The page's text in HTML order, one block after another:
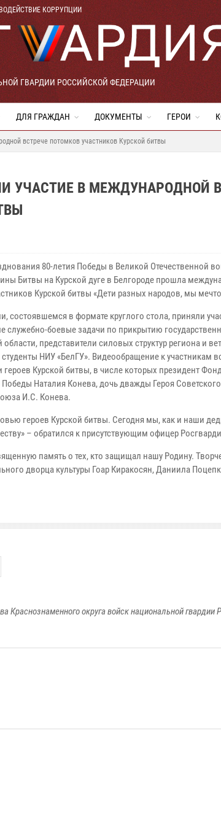
КОРРУПЦИИ
ГВАРДИИ РОССИЙСКОЙ ФЕДЕРАЦИИ
ДЛЯ ГРАЖДАН ДОКУМЕНТЫ ГЕРОИ
встрече потомков участников Курской битвы
УЧАСТИЕ В МЕЖДУНАРОДНОЙ
80-летия Победы в Великой Отечественной
Битвы на Курской дуге в Белгороде прошла
Курской битвы «Дети разных народов, мы
состоявшемся в формате круглого стола, приняли
боевые задачи по прикрытию
области, представители силовых структур региона и
НИУ «БелГУ». Видеообращение к участникам
героев Курской битвы, в числе которых президент
Наталия Конева, дочь дважды Героя
И.С. Конева.
героев Курской битвы. Сегодня мы, как и наши
– обратился к присутствующим офицер
память о тех, кто защищал нашу Родину.
дворца культуры Гоар Киракосян, Даниила
Краснознаменного округа войск национальной гвардии